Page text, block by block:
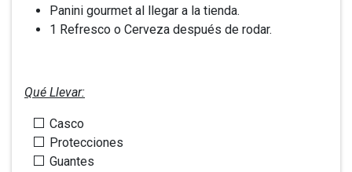
Panini gourmet al llegar a la tienda.
1 Refresco o Cerveza después de rodar.
Qué Llevar:
Casco
Protecciones
Guantes